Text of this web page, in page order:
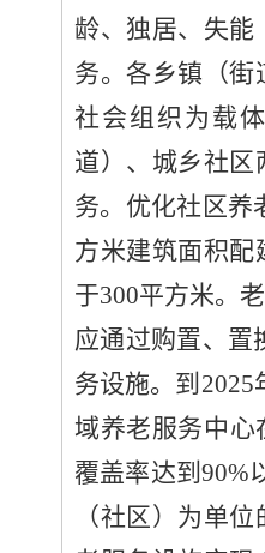
龄、独居、失能
务。各乡镇（街
社会组织为载
道） 、城乡社区
务。 优化社区养
方米建筑面积配
于300平方米。
应通过购置、置
务设施。 到 2025
域养老服务中
覆盖率达到 90%
（社区） 为单位